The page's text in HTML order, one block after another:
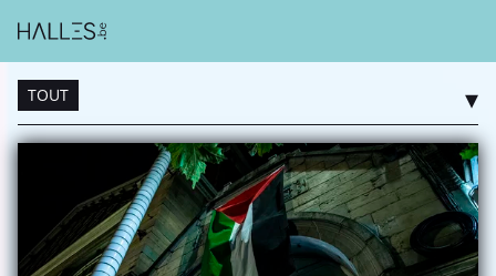
TOUT